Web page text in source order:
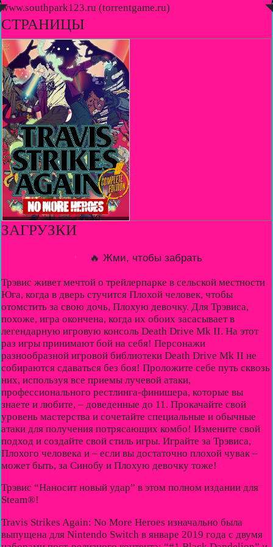
www.southpark123.ru (torrentgame.ru)
◤ ◥
СТРАНИЦЫ
ЗАГРУЗКИ
🔥 Жми, чтобы забрать
Трэвис живет мечтой о трейлерпарке в сельской местности
Юга, когда в дверь стучится Плохой человек, чтобы
отомстить за свою дочь, Плохую девочку. Для Трэвиса,
похоже, игра окончена, когда их обоих засасывает в
легендарную игровую консоль Death Drive Mk II. На этот
раз игры принимают бой на себя! Персонажи
разнообразной игровой библиотеки Death Drive Mk II не
собираются сдаваться без боя! Проложите себе путь сквозь
них, используя все приемы лучевой атаки,
профессионального рестлинга-финишера, которые вы
знаете и любите, – доведенные до 11. Прокачайте свой
уровень мастерства и сочетайте специальные и обычные
атаки для получения потрясающих комбо! Измените свой
подход и создайте свой стиль игры. Играйте за Трэвиса,
Плохого человека и – если вы достаточно плохой чувак –
может быть, за Синобу и Плохую девочку тоже!
Трэвис “Наносит новый удар” в этом полном издании для
Steam®!
Travis Strikes Again: No More Heroes изначально была
выпущена для Nintendo Switch в январе 2019 года с двумя